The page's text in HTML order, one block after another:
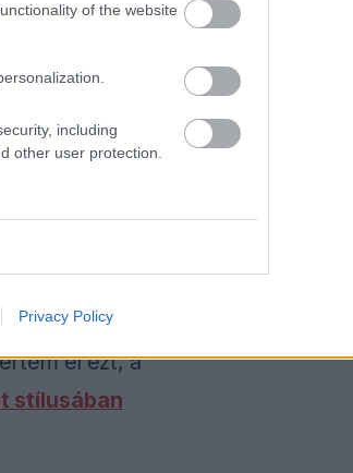
of the website
including
other user protection.
Privacy Policy
ezt
nyert Lewis
az
el ezt, a
stílusában